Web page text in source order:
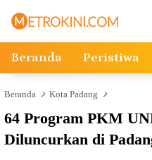
Beranda Peristiwa
Beranda Kota Padang
64 Program PKM
Diluncurkan di